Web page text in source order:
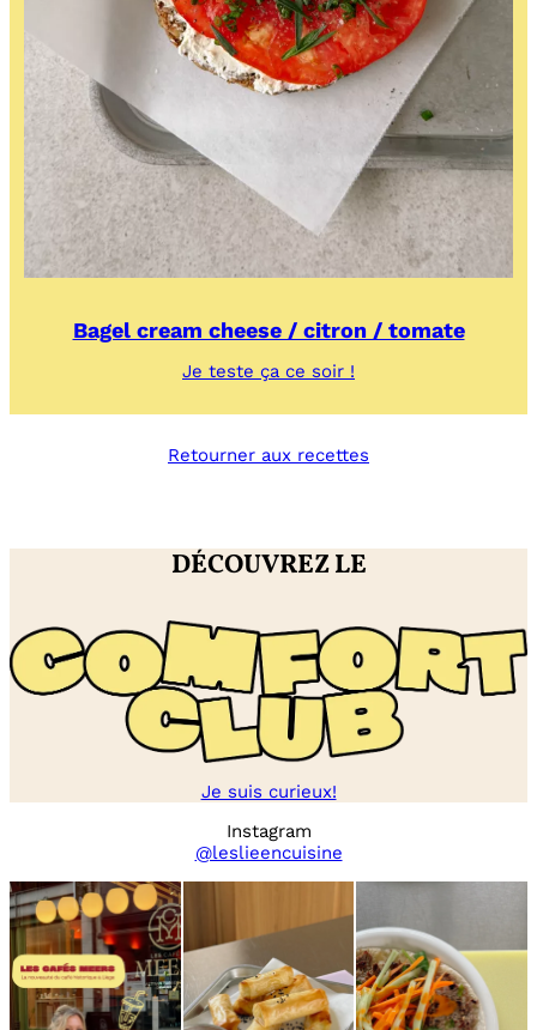
Bagel cream cheese / citron / tomate
Je teste ça ce soir !
cream
/
Retourner aux recettes
DÉCOUVREZ LE
Je suis curieux!
Instagram
@leslieencuisine